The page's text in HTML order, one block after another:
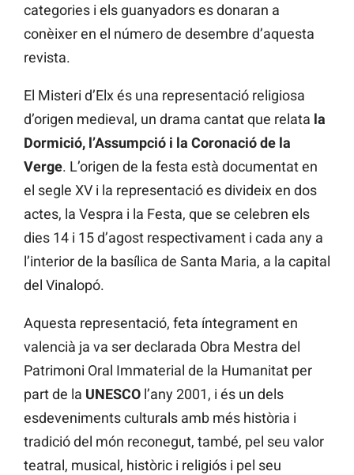
categories i els guanyadors es donaran a
conèixer en el número de desembre d’aquesta
revista.
El Misteri d’Elx és una representació religiosa
d’origen medieval, un drama cantat que relata la
Dormició, l’Assumpció i la Coronació de la
Verge. L’origen de la festa està documentat en
el segle XV i la representació es divideix en dos
actes, la Vespra i la Festa, que se celebren els
dies 14 i 15 d’agost respectivament i cada any a
l’interior de la basílica de Santa Maria, a la capital
del Vinalopó.
Aquesta representació, feta íntegrament en
valencià ja va ser declarada Obra Mestra del
Patrimoni Oral Immaterial de la Humanitat per
part de la UNESCO l’any 2001, i és un dels
esdeveniments culturals amb més història i
tradició del món reconegut, també, pel seu valor
teatral, musical, històric i religiós i pel seu